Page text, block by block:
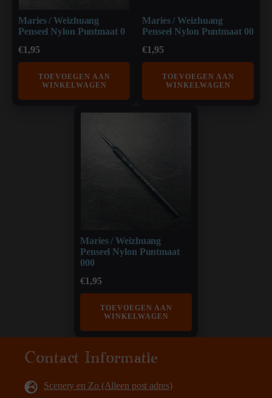
Maries / Weizhuang
Penseel Nylon Puntmaat 0
€1,95
TOEVOEGEN AAN
WINKELWAGEN
Maries / Weizhuang
Penseel Nylon Puntmaat 00
€1,95
TOEVOEGEN AAN
WINKELWAGEN
Maries / Weizhuang
Penseel Nylon Puntmaat
000
€1,95
TOEVOEGEN AAN
WINKELWAGEN
Contact Informatie
Scenery en Zo (Alleen post adres)